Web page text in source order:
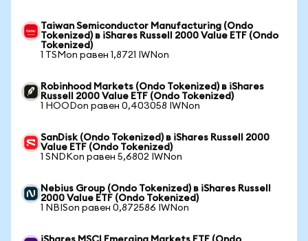
Taiwan Semiconductor Manufacturing (Ondo
Tokenized) в iShares Russell 2000 Value ETF (Ondo
Tokenized)
1 TSMon равен 1,8721 IWNon
Robinhood Markets (Ondo Tokenized) в iShares
Russell 2000 Value ETF (Ondo Tokenized)
1 HOODon равен 0,403058 IWNon
SanDisk (Ondo Tokenized) в iShares Russell 2000
Value ETF (Ondo Tokenized)
1 SNDKon равен 5,6802 IWNon
Nebius Group (Ondo Tokenized) в iShares Russell
2000 Value ETF (Ondo Tokenized)
1 NBISon равен 0,872586 IWNon